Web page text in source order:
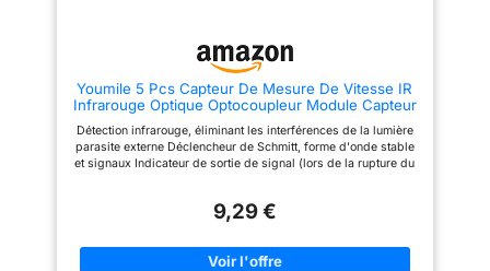
réflexion diffuse ; Type de
d'aspect : type cylindrique ;
Tension de fonctionnement : 6-
300 mA ; Méthode d'installation
: 3 lignes ; diamètre du filetage
: M18. 【Application】 - Le
de sonde d'imprimante 3D, la
Youmile 5 Pcs Capteur De Mesure De Vitesse IR
Infrarouge Optique Optocoupleur Module Capteur
La Vitesse Du Moteur ou pour Arduino Avec
Encodeurs
Détection infrarouge, éliminant les interférences de la lumière
parasite externe Déclencheur de Schmitt, forme d'onde stable
et signaux Indicateur de sortie de signal (lors de la rupture du
9,29 €